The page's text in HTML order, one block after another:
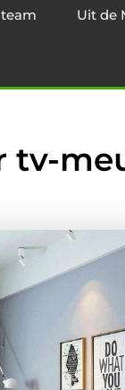
Uit de